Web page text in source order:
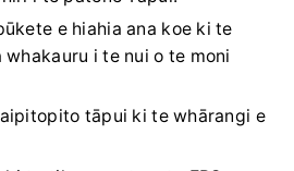
e hiahia ana koe ki te
i te nui o te moni
tāpui ki te whārangi e